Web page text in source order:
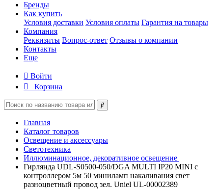
Бренды
Как купить
Условия доставки Условия оплаты Гарантия на товары
Компания
Реквизиты Вопрос-ответ Отзывы о компании
Контакты
Еще
Войти
Корзина
Главная
Каталог товаров
Освещение и аксессуары
Светотехника
Иллюминационное, декоративное освещение
Гирлянда UDL-S0500-050/DGA MULTI IP20 MINI с
контроллером 5м 50 миниламп накаливания свет
разноцветный провод зел. Uniel UL-00002389